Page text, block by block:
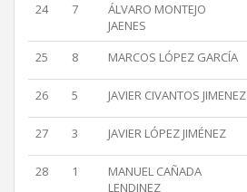
24 7
ÁLVARO MONTEJO
JAENES
25 8 MARCOS LÓPEZ GARCÍA
26 5 JAVIER CIVANTOS JIMENEZ
27 3 JAVIER LÓPEZ JIMÉNEZ
28 1
MANUEL CAÑADA
LENDINEZ